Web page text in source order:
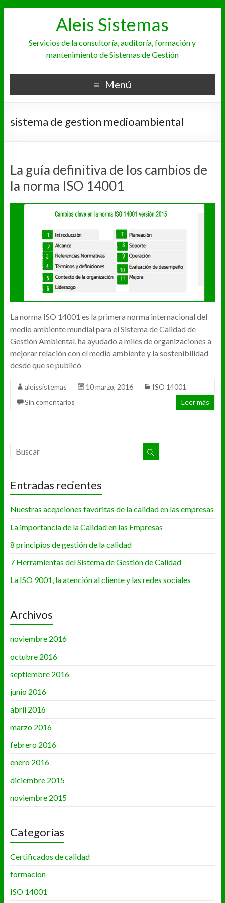
Aleis Sistemas
Servicios de la consultoría, auditoría, formación y
mantenimiento de Sistemas de Gestión
Menú
sistema de gestion medioambiental
La guía definitiva de los cambios de
la norma ISO 14001
La norma ISO 14001 es la primera norma internacional del
medio ambiente mundial para el Sistema de Calidad de
Gestión Ambiental, ha ayudado a miles de organizaciones a
mejorar relación con el medio ambiente y la sostenibilidad
desde que se publicó
aleissistemas 10 marzo, 2016
ISO 14001
Sin comentarios
Leer más
Entradas recientes
Nuestras acepciones favoritas de la calidad en las empresas
La importancia de la Calidad en las Empresas
8 principios de gestión de la calidad
7 Herramientas del Sistema de Gestión de Calidad
La ISO 9001, la atención al cliente y las redes sociales
Archivos
noviembre 2016
octubre 2016
septiembre 2016
junio 2016
abril 2016
marzo 2016
febrero 2016
enero 2016
diciembre 2015
noviembre 2015
Categorías
Certificados de calidad
formacion
ISO 14001